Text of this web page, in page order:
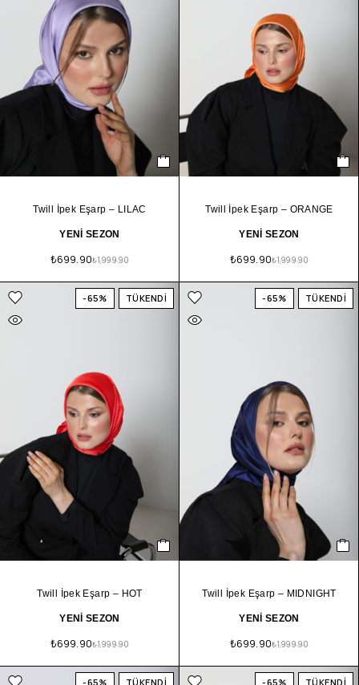
Twill İpek Eşarp – LILAC
YENİ SEZON
₺1,999.90
₺699.90
Twill İpek Eşarp – ORANGE
YENİ SEZON
₺1,999.90
₺699.90
-65% TÜKENDİ
Twill İpek Eşarp – HOT
YENİ SEZON
₺1,999.90
₺699.90
-65% TÜKENDİ
Twill İpek Eşarp – MIDNIGHT
YENİ SEZON
₺1,999.90
₺699.90
-65% TÜKENDİ -65% TÜKENDİ